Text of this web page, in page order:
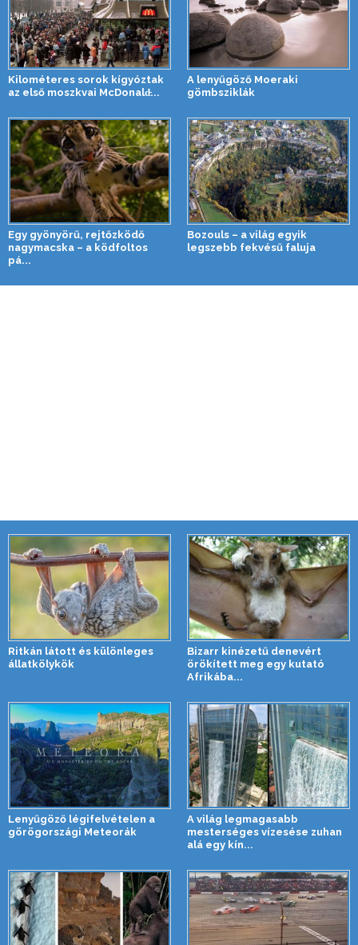
Kilométeres sorok kígyóztak
az első moszkvai McDonald̵...
A lenyűgöző Moeraki
gömbsziklák
Egy gyönyörű, rejtőzködő
nagymacska – a ködfoltos
pá...
Bozouls – a világ egyik
legszebb fekvésű faluja
Ritkán látott és különleges
állatkölykök
Bizarr kinézetű denevért
örökített meg egy kutató
Afrikába...
Lenyűgöző légifelvételen a
görögországi Meteorák
A világ legmagasabb
mesterséges vízesése zuhan
alá egy kín...